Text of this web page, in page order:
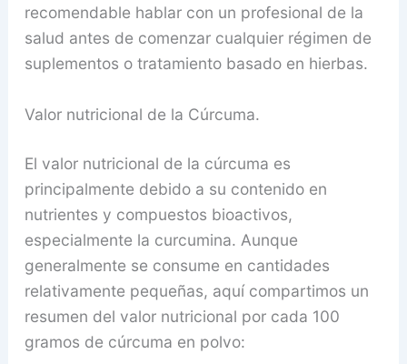
recomendable hablar con un profesional de la
salud antes de comenzar cualquier régimen de
suplementos o tratamiento basado en hierbas.
Valor nutricional de la Cúrcuma.
El valor nutricional de la cúrcuma es
principalmente debido a su contenido en
nutrientes y compuestos bioactivos,
especialmente la curcumina. Aunque
generalmente se consume en cantidades
relativamente pequeñas, aquí compartimos un
resumen del valor nutricional por cada 100
gramos de cúrcuma en polvo: